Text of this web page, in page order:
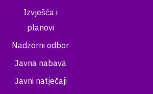
Izvješća i
planovi
Nadzorni odbor
Javna nabava
Javni natječaji